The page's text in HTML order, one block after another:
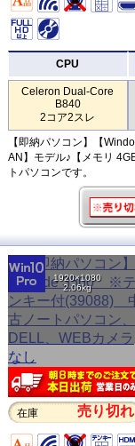
CPU
Celeron Dual-Core
B840
2コア2スレ
【即納パソコン】【
AN】モデル♪【メモリ
トパソコンです。
1920×1080
2.06kg
在庫 売り切れ